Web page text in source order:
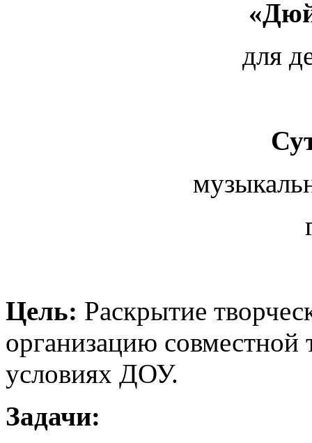
для
Цель: Раскрытие
организацию совместной
условиях ДОУ.
Задачи: